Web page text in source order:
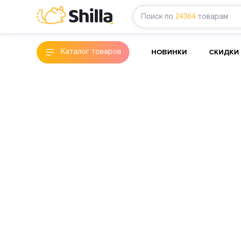
Поиск по 24364 товарам
Каталог товаров НОВИНКИ СКИДКИ